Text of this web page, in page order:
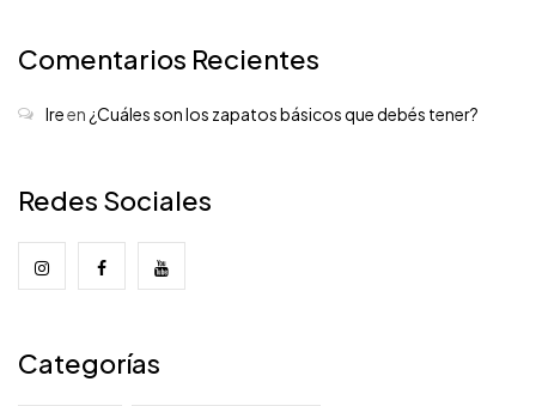
Comentarios Recientes
Ireen ¿Cuáles son los zapatos básicos que debés tener?
Redes Sociales
Categorías